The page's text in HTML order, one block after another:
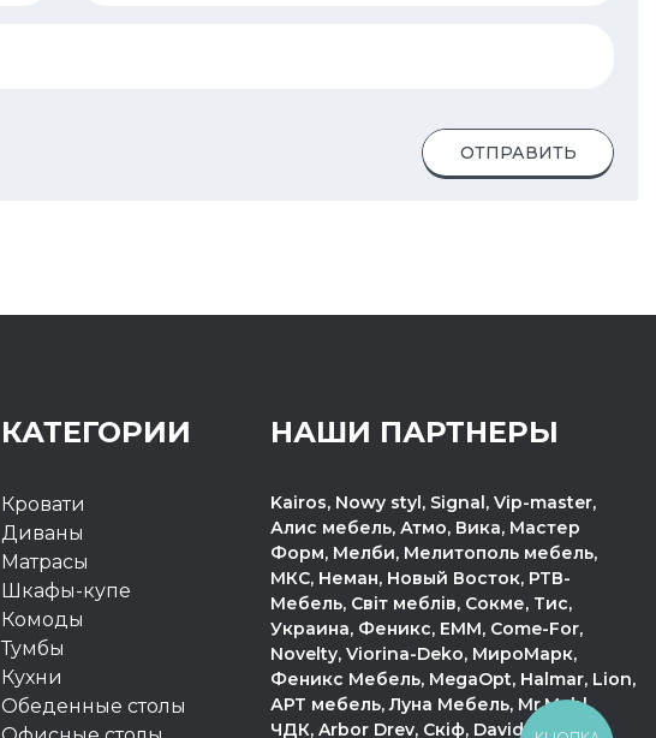
ОТПРАВИТЬ
КАТЕГОРИИ
Кровати
Диваны
Матрасы
Шкафы-купе
Комоды
Тумбы
Кухни
Обеденные столы
НАШИ ПАРТНЕРЫ
Kairos, Nowy styl, Signal, Vip-master,
Алис мебель, Атмо, Вика, Мастер
Форм, Мелби, Мелитополь мебель,
МКС, Неман, Новый Восток, РТВ-
Мебель, Світ меблів, Сокме, Тис,
Украина, Феникс, ЕММ, Come-For,
Novelty, Viorina-Deko, МироМарк,
Феникс Мебель, MegaOpt, Halmar, Lion,
АРТ мебель, Луна Мебель, Mr.Mebl,
ЧДК, Arbor Drev, Скіф, Davidos.